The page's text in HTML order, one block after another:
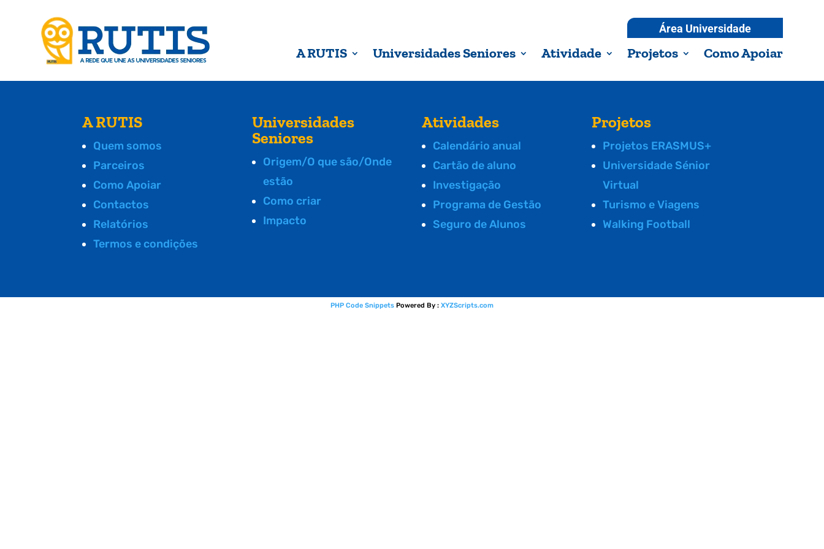
Área Universidade
A RUTIS Universidades Seniores Atividade Projetos Como Apoiar
A RUTIS
Quem somos
Parceiros
Como Apoiar
Contactos
Relatórios
Termos e condições
Universidades
Seniores
Origem/O que são/Onde
estão
Como criar
Impacto
Atividades
Calendário anual
Cartão de aluno
Investigação
Programa de Gestão
Seguro de Alunos
Projetos
Projetos ERASMUS+
Universidade Sénior
Virtual
Turismo e Viagens
Walking Football
PHP Code Snippets Powered By : XYZScripts.com